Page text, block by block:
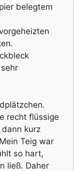
belegtem
recht flüssige
kurz
Teig war
so hart,
ließ. Daher